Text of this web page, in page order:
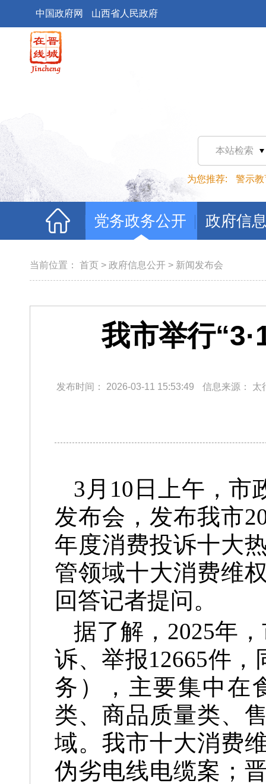
中国政府网 山西省人民政府
本站检索
为您推荐: 警示教
党务政务公开 政府信
当前位置： 首页 > 政府信息公开 > 新闻发布会
我市举行
发布时间： 2026-03-11 15:53:49 信息来源： 太
3月10日上午，市
发布会，发布我市
年度消费投诉十大
管领域十大消费维
回答记者提问。
据了解，2025年
诉、举报12665件
务），主要集中在
类、商品质量类、
域。我市十大消费
伪劣电线电缆案；